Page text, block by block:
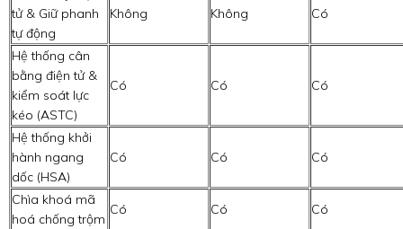
tử & Giữ phanh
tự động
Không Không Có
Hệ thống cân
bằng điện tử &
kiểm soát lực
kéo (ASTC)
Có Có Có
Hệ thống khởi
hành ngang
dốc (HSA)
Có Có Có
Chìa khoá mã
hoá chống trộm
Có Có
Có